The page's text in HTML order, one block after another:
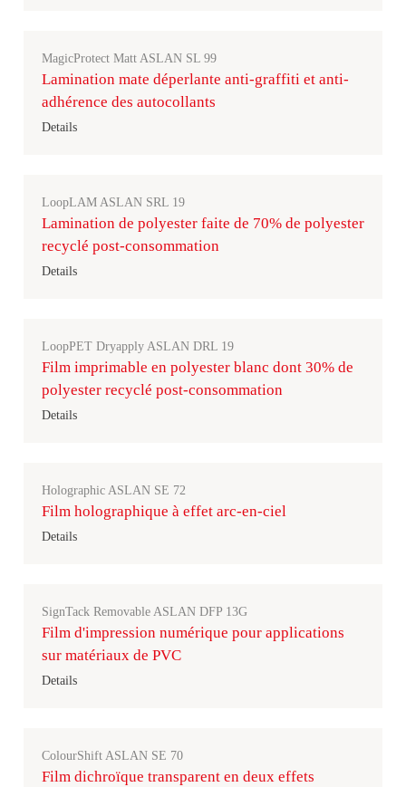
MagicProtect Matt ASLAN SL 99
Lamination mate déperlante anti-graffiti et anti-
adhérence des autocollants
Details
LoopLAM ASLAN SRL 19
Lamination de polyester faite de 70% de polyester
recyclé post-consommation
Details
LoopPET Dryapply ASLAN DRL 19
Film imprimable en polyester blanc dont 30% de
polyester recyclé post-consommation
Details
Holographic ASLAN SE 72
Film holographique à effet arc-en-ciel
Details
SignTack Removable ASLAN DFP 13G
Film d'impression numérique pour applications
sur matériaux de PVC
Details
ColourShift ASLAN SE 70
Film dichroïque transparent en deux effets